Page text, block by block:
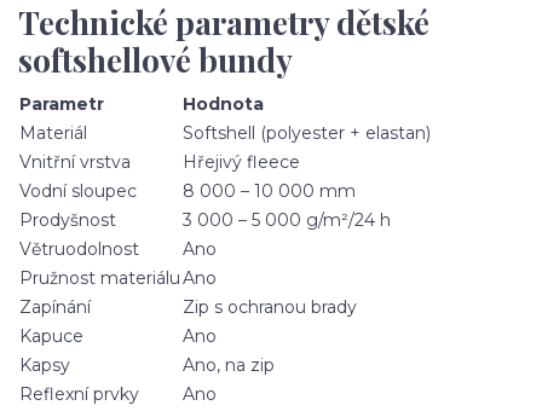
Technické parametry dětské
softshellové bundy
Parametr
Hodnota
Materiál
Softshell (polyester + elastan)
Vnitřní vrstva
Hřejivý fleece
Vodní sloupec
8 000 – 10 000 mm
Prodyšnost
3 000 – 5 000 g/m²/24 h
Větruodolnost
Ano
Pružnost materiáluAno
Zapínání
Zip s ochranou brady
Kapuce
Ano
Kapsy
Ano, na zip
Reflexní prvky
Ano